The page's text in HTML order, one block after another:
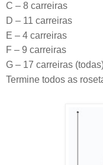
C – 8 carreiras
D – 11 carreiras
E – 4 carreiras
F – 9 carreiras
G – 17 carreiras
Termine todos as